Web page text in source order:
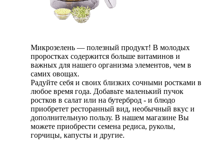
Микрозелень — полезный продукт! В молодых
проростках содержится больше витаминов и
важных для нашего организма элементов, чем в
самих овощах.
Радуйте себя и своих близких сочными ростками в
любое время года. Добавьте маленький пучок
ростков в салат или на бутерброд - и блюдо
приобретет ресторанный вид, необычный вкус и
дополнительную пользу. В нашем магазине Вы
можете приобрести семена редиса, руколы,
горчицы, капусты и другие.